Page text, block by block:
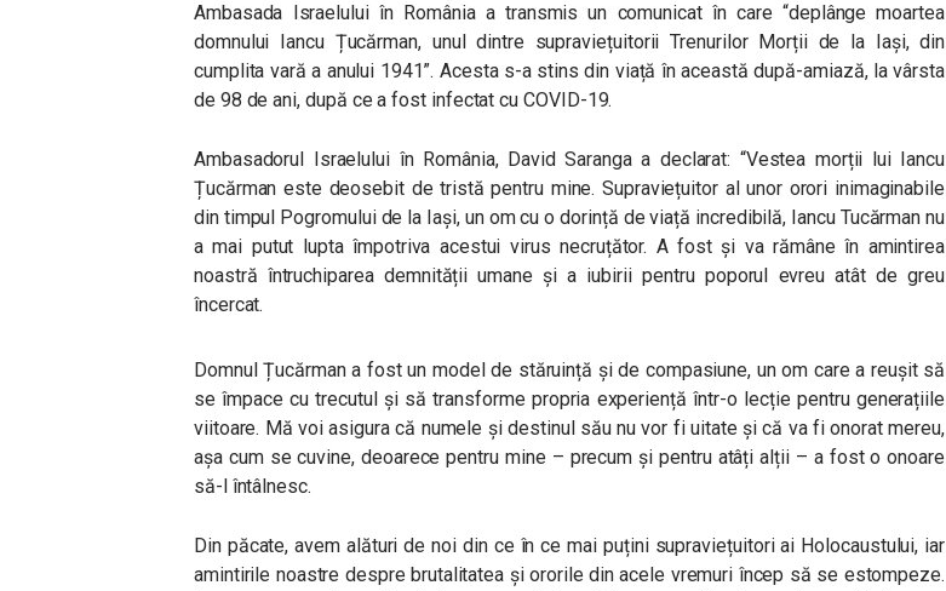
Ambasada Israelului în România a transmis un comunicat în care “deplânge moartea
domnului Iancu Țucărman, unul dintre supraviețuitorii Trenurilor Morții de la Iași, din
cumplita vară a anului 1941”. Acesta s-a stins din viață în această după-amiază, la vârsta
de 98 de ani, după ce a fost infectat cu COVID-19.
Ambasadorul Israelului în România, David Saranga a declarat: “Vestea morții lui Iancu
Țucărman este deosebit de tristă pentru mine. Supraviețuitor al unor orori inimaginabile
din timpul Pogromului de la Iași, un om cu o dorință de viață incredibilă, Iancu Tucărman nu
a mai putut lupta împotriva acestui virus necruțător. A fost și va rămâne în amintirea
noastră întruchiparea demnității umane și a iubirii pentru poporul evreu atât de greu
încercat.
Domnul Țucărman a fost un model de stăruință și de compasiune, un om care a reușit să
se împace cu trecutul și să transforme propria experiență într-o lecție pentru generațiile
viitoare. Mă voi asigura că numele și destinul său nu vor fi uitate și că va fi onorat mereu,
așa cum se cuvine, deoarece pentru mine – precum și pentru atâți alții – a fost o onoare
să-l întâlnesc.
Din păcate, avem alături de noi din ce în ce mai puțini supraviețuitori ai Holocaustului, iar
amintirile noastre despre brutalitatea și ororile din acele vremuri încep să se estompeze.